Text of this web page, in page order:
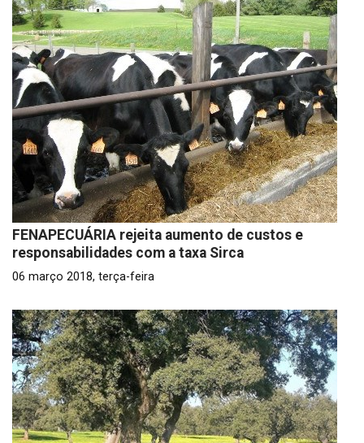
FENAPECUÁRIA rejeita aumento de custos e
responsabilidades com a taxa Sirca
06 março 2018, terça-feira